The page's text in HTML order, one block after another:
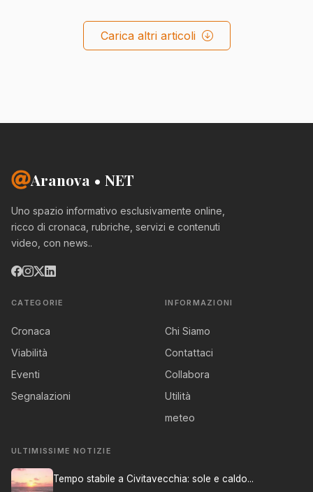
Carica altri articoli
Aranova • NET
Uno spazio informativo esclusivamente online,
ricco di cronaca, rubriche, servizi e contenuti
video, con news..
CATEGORIE
Cronaca
Viabilità
Eventi
Segnalazioni
INFORMAZIONI
Chi Siamo
Contattaci
Collabora
Utilità
meteo
ULTIMISSIME NOTIZIE
Tempo stabile a Civitavecchia: sole e caldo...